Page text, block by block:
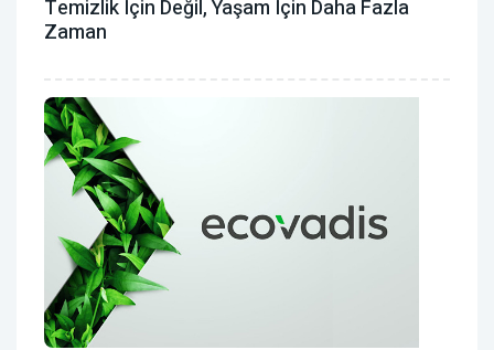
Temizlik Için Değil, Yaşam Için Daha Fazla
Zaman